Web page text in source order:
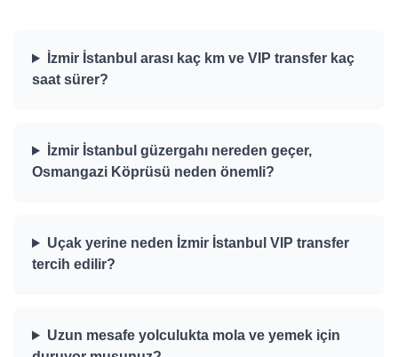
İzmir İstanbul arası kaç km ve VIP transfer kaç
saat sürer?
İzmir İstanbul güzergahı nereden geçer,
Osmangazi Köprüsü neden önemli?
Uçak yerine neden İzmir İstanbul VIP transfer
tercih edilir?
Uzun mesafe yolculukta mola ve yemek için